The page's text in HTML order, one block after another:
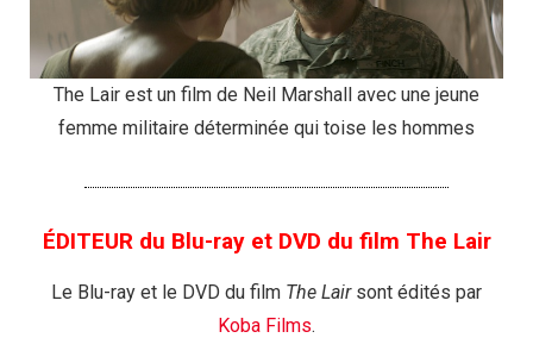
The Lair est un film de Neil Marshall avec une jeune
femme militaire déterminée qui toise les hommes
ÉDITEUR du Blu-ray et DVD du film The Lair
Le Blu-ray et le DVD du film The Lairsont édités par
Koba Films.